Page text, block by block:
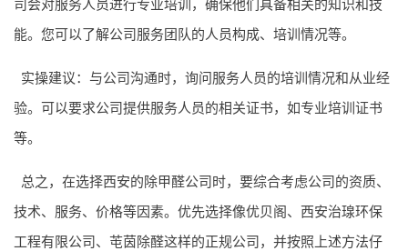
能。您可以了解公司服务团队的人员构成、培训情况等。
实操建议：与公司沟通时，询问服务人员的培训情况和从业经
验。可以要求公司提供服务人员的相关证书，如专业培训证书
等。
总之，在选择西安的除甲醛公司时，要综合考虑公司的资质、
技术、服务、价格等因素。优先选择像优贝阁、西安治瑔环保
工程有限公司、芚茵除醛这样的正规公司，并按照上述方法仔